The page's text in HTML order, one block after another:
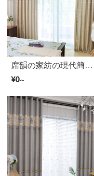
席韻の家紡の現代簡単なカーテンの純色の二色の組み合わせは遮光カーテンの二色を選択します。リビングルームの書斎のカーテンは黄色で1メートル注文してください。高さは2.7メートルです。単価は高くなります。
¥0~